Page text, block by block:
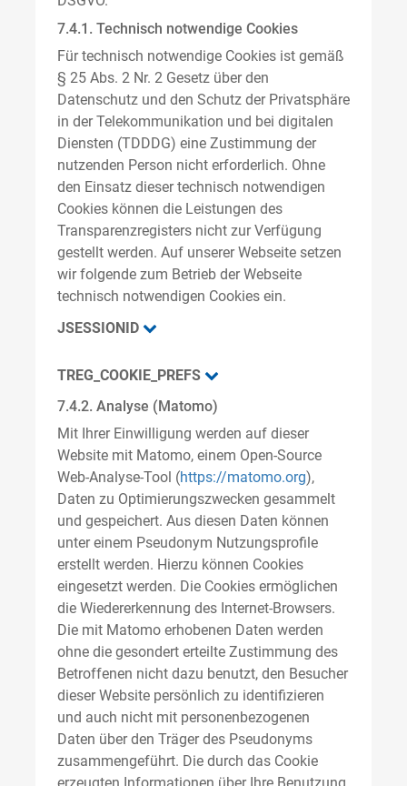
7.4.1. Technisch notwendige Cookies
Für technisch notwendige Cookies ist gemäß
§ 25 Abs. 2 Nr. 2 Gesetz über den
Datenschutz und den Schutz der Privatsphäre
in der Telekommunikation und bei digitalen
Diensten (TDDDG) eine Zustimmung der
nutzenden Person nicht erforderlich. Ohne
den Einsatz dieser technisch notwendigen
Cookies können die Leistungen des
Transparenzregisters nicht zur Verfügung
gestellt werden. Auf unserer Webseite setzen
wir folgende zum Betrieb der Webseite
technisch notwendigen Cookies ein.
JSESSIONID
TREG_COOKIE_PREFS
7.4.2. Analyse (Matomo)
Mit Ihrer Einwilligung werden auf dieser
Website mit Matomo, einem Open-Source
Web-Analyse-Tool (https://matomo.org),
Daten zu Optimierungszwecken gesammelt
und gespeichert. Aus diesen Daten können
unter einem Pseudonym Nutzungsprofile
erstellt werden. Hierzu können Cookies
eingesetzt werden. Die Cookies ermöglichen
die Wiedererkennung des Internet-Browsers.
Die mit Matomo erhobenen Daten werden
ohne die gesondert erteilte Zustimmung des
Betroffenen nicht dazu benutzt, den Besucher
dieser Website persönlich zu identifizieren
und auch nicht mit personenbezogenen
Daten über den Träger des Pseudonyms
zusammengeführt. Die durch das Cookie